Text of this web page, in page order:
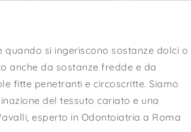
si ingeriscono sostanze dolci o
anche da sostanze fredde e da
fitte penetranti e circoscritte. Siamo
del tessuto cariato e una
esperto in Odontoiatria a Roma